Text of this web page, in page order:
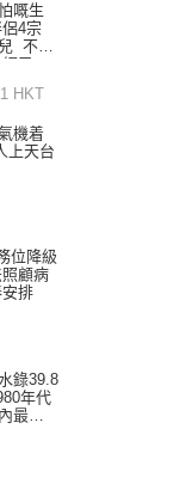
嘅生
4宗
不解
民一
HKT
機着
位降級
顧病
安排
錄39.8
年代
最高